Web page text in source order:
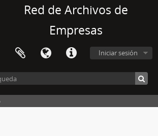
Red de Archivos de
Empresas
Iniciar sesión